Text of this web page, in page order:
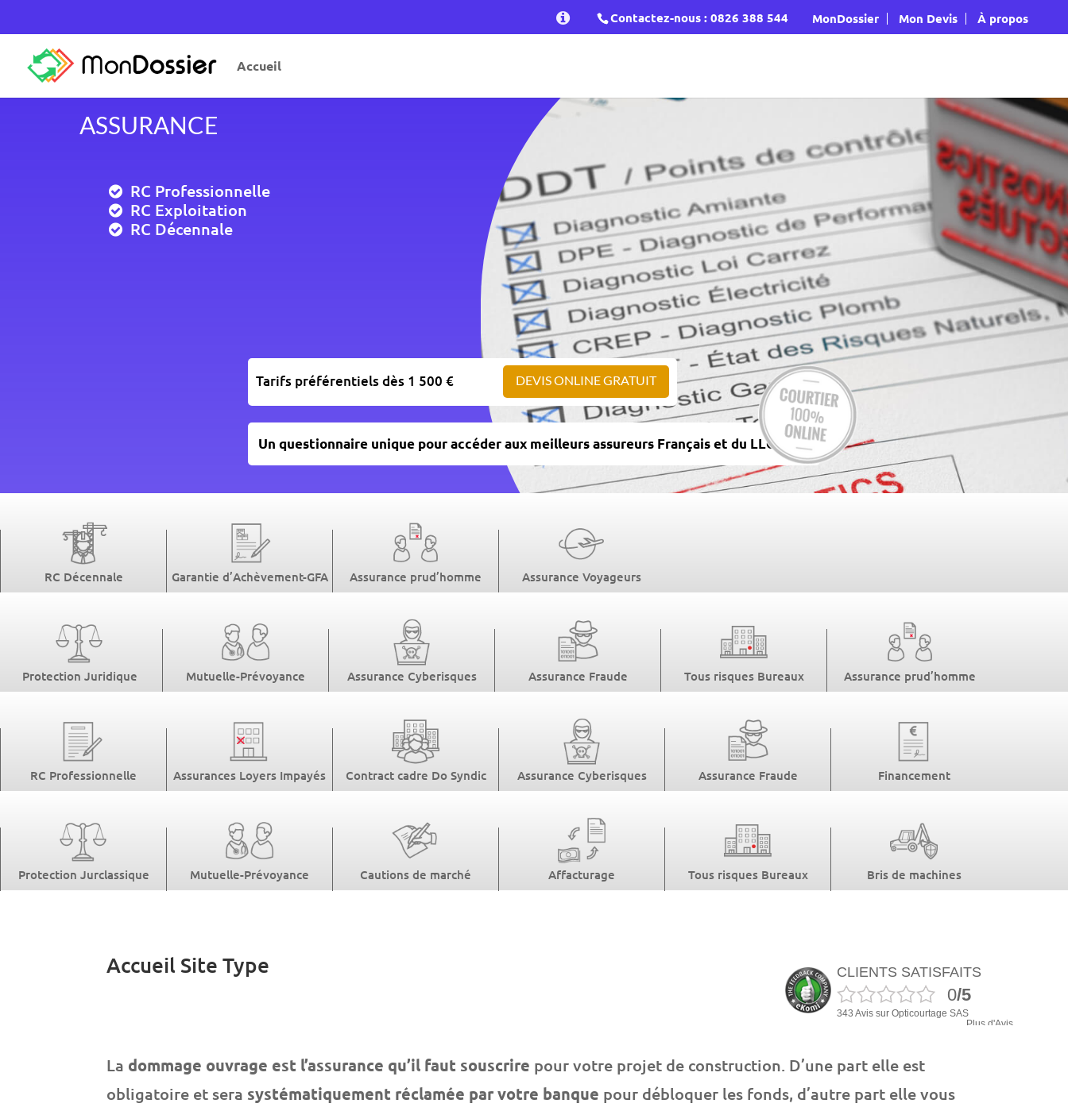
Contactez-nous : ‭0826 388 544‬ MonDossier Mon Devis À propos
Accueil
ASSURANCE
RC Professionnelle
RC Exploitation
RC Décennale
Tarifs préférentiels dès 1 500 € DEVIS ONLINE GRATUIT
Un questionnaire unique pour accéder aux meilleurs assureurs Français et du LLOYD’S
RC Décennale Garantie d’Achèvement-GFA Assurance prud’homme Assurance Voyageurs
Protection Juridique Mutuelle-Prévoyance Assurance Cyberisques Assurance Fraude Tous risques Bureaux Assurance prud’homme
RC Professionnelle Assurances Loyers Impayés Contract cadre Do Syndic Assurance Cyberisques Assurance Fraude Financement
Protection Jurclassique Mutuelle-Prévoyance Cautions de marché Affacturage Tous risques Bureaux Bris de machines
Accueil Site Type CLIENTS SATISFAITS
0/5
343 Avis sur Opticourtage SAS
Plus d'Avis
La dommage ouvrage est l’assurance qu’il faut souscrire pour votre projet de construction. D’une part elle est
obligatoire et sera systématiquement réclamée par votre banque pour débloquer les fonds, d’autre part elle vous